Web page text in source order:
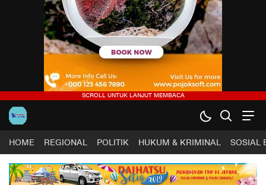
HOME REGIONAL POLITIK HUKUM & KRIMINAL SOSIAL